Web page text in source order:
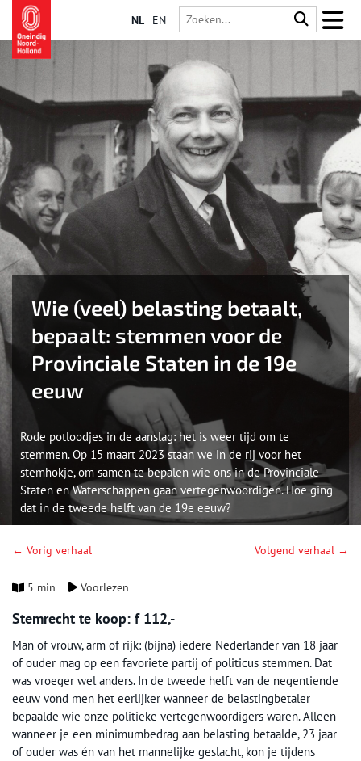
NL EN
Wie (veel) belasting betaalt,
bepaalt: stemmen voor de
Provinciale Staten in de 19e
eeuw
Rode potloodjes in de aanslag: het is weer tijd om te
stemmen. Op 15 maart 2023 staan we in de rij voor het
stemhokje, om samen te bepalen wie ons in de Provinciale
Staten en Waterschappen gaan vertegenwoordigen. Hoe ging
dat in de tweede helft van de 19e eeuw?
← Vorig verhaal Volgend verhaal →
5 min Voorlezen
Stemrecht te koop: f 112,-
Man of vrouw, arm of rijk: (bijna) iedere Nederlander van 18 jaar
of ouder mag op een favoriete partij of politicus stemmen. Dat
was vroeger wel anders. In de tweede helft van de negentiende
eeuw vond men het eerlijker wanneer de belastingbetaler
bepaalde wie onze politieke vertegenwoordigers waren. Alleen
wanneer je een minimumbedrag aan belasting betaalde, 23 jaar
of ouder was én van het mannelijke geslacht, kon je tijdens